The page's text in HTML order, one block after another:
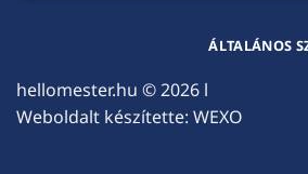
hellomester.hu © 2026 l
Weboldalt készítette: WEXO
ÁLTALÁNOS